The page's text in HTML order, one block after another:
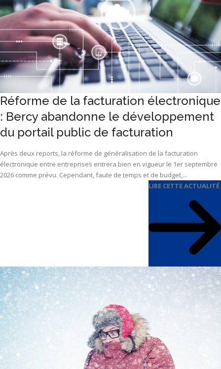
Réforme de la facturation électronique
: Bercy abandonne le développement
du portail public de facturation
Après deux reports, la réforme de généralisation de la facturation
électronique entre entreprises entrera bien en vigueur le 1er septembre
2026 comme prévu. Cependant, faute de temps et de budget,...
LIRE CETTE ACTUALITÉ